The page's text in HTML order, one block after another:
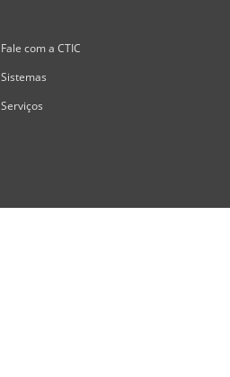
Fale com a CTIC
Sistemas
Serviços